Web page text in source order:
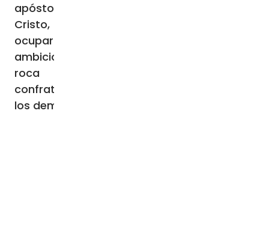
apóstol. Pedro es el destinatario del don de
Cristo, pero también es el que tiene que
ocuparse, tiene que despojarse de sus
ambiciones, tiene que convertirse en una
roca para iniciar este proceso de
confraternización y tiene que custodiar a
los demás.